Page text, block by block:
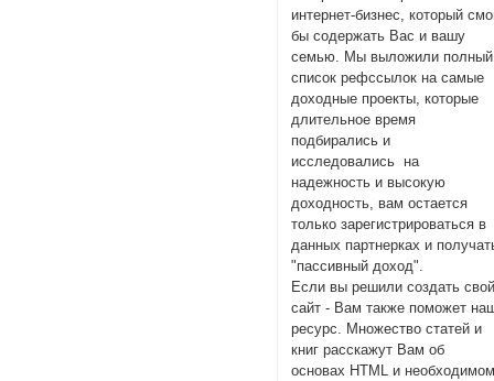
интернет-бизнес, который
бы содержать Вас и вашу
семью. Мы выложили полный
список рефссылок на самые
доходные проекты, которые
длительное время
подбирались и
исследовались на
надежность и высокую
доходность, вам остается
только зарегистрироваться в
данных партнерках и
"пассивный доход".
Если вы решили создать
сайт - Вам также поможет
ресурс. Множество статей и
книг расскажут Вам об
основах HTML и